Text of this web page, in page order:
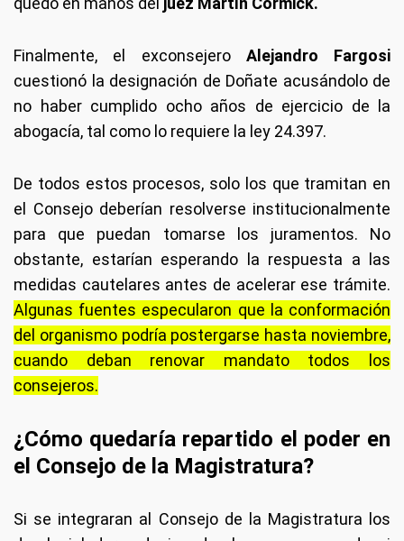
Finalmente, el exconsejero Alejandro Fargosi
cuestionó la designación de Doñate acusándolo de
no haber cumplido ocho años de ejercicio de la
abogacía, tal como lo requiere la ley 24.397.
De todos estos procesos, solo los que tramitan en
el Consejo deberían resolverse institucionalmente
para que puedan tomarse los juramentos. No
obstante, estarían esperando la respuesta a las
medidas cautelares antes de acelerar ese trámite.
Algunas fuentes especularon que la conformación
del organismo podría postergarse hasta noviembre,
cuando deban renovar mandato todos los
consejeros.
¿Cómo quedaría repartido el poder en
el Consejo de la Magistratura?
Si se integraran al Consejo de la Magistratura los